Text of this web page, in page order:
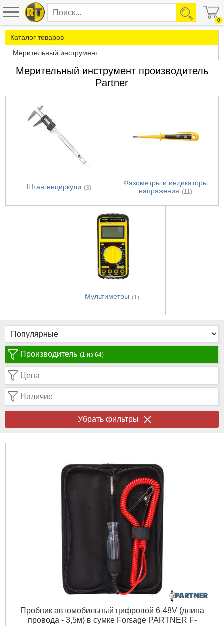
0
Каталог товаров
Мерительный инструмент
Мерительный инструмент производитель
Partner
Штангенциркули (3)
Фазометры и индикаторы
напряжения (11)
Мультиметры (1)
Производитель (1 из 64)
Цена
Наличие
Убрать фильтры
Пробник автомобильный цифровой 6-48V (длина
провода - 3,5м) в сумке Forsage PARTNER F-